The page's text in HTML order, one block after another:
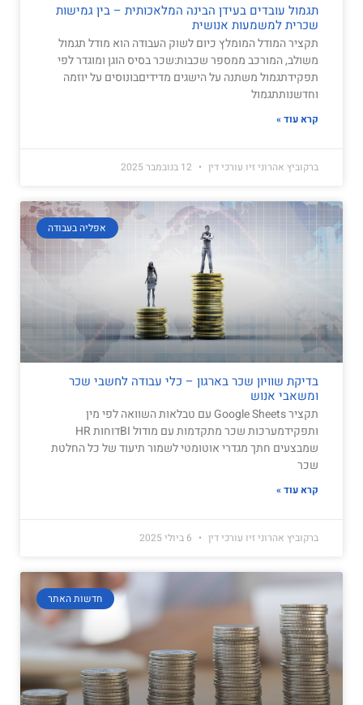
תגמול עובדים בעידן הבינה המלאכותית – בין גמישות
שכרית למשמעות אנושית
תקציר המודל המומלץ כיום לשוק העבודה הוא מודל תגמול
משולב, המורכב ממספר שכבות:שכר בסיס הוגן ומוגדר לפי
תפקידתגמול משתנה על הישגים מדידיםבונוסים על יוזמה
וחדשנותתגמול
קרא עוד »
ברקוביץ אהרוני זיו עורכי דין
אפליה בעבודה
בדיקת שוויון שכר בארגון – כלי עבודה לחשבי שכר
ומשאבי אנוש
תקציר Google Sheets עם טבלאות השוואה לפי מין
ותפקידמערכות שכר מתקדמות עם מודול BIדוחות HR
שמבצעים חתך מגדרי אוטומטי לשמור תיעוד של כל החלטת
שכר
קרא עוד »
ברקוביץ אהרוני זיו עורכי דין
חדשות האתר